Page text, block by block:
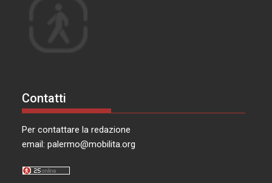
Contatti
Per contattare la redazione
email:palermo@mobilita.org